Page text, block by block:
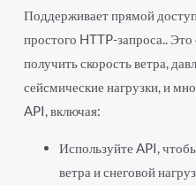
Поддерживает прямой
простого HTTP-запроса..
получить скорость ветра,
сейсмические нагрузки, и
API, включая:
Используйте API,
ветра и снеговой